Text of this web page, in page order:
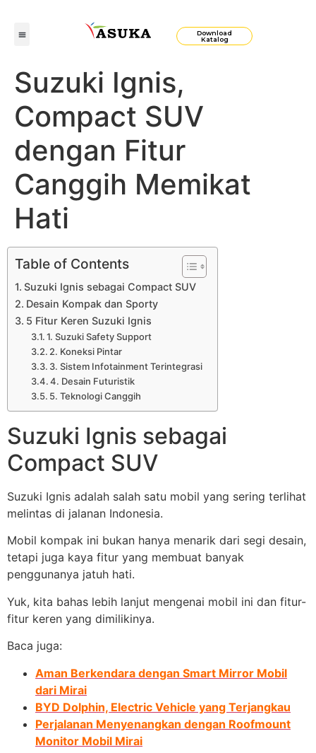
Download
Katalog
Suzuki Ignis,
Compact SUV
dengan Fitur
Canggih Memikat
Hati
Table of Contents
Suzuki Ignis sebagai Compact SUV
Desain Kompak dan Sporty
5 Fitur Keren Suzuki Ignis
1. Suzuki Safety Support
2. Koneksi Pintar
3. Sistem Infotainment Terintegrasi
4. Desain Futuristik
5. Teknologi Canggih
Suzuki Ignis sebagai
Compact SUV
Suzuki Ignis adalah salah satu mobil yang sering terlihat
melintas di jalanan Indonesia.
Mobil kompak ini bukan hanya menarik dari segi desain,
tetapi juga kaya fitur yang membuat banyak
penggunanya jatuh hati.
Yuk, kita bahas lebih lanjut mengenai mobil ini dan fitur-
fitur keren yang dimilikinya.
Baca juga:
Aman Berkendara dengan Smart Mirror Mobil
dari Mirai
BYD Dolphin, Electric Vehicle yang Terjangkau
Perjalanan Menyenangkan dengan Roofmount
Monitor Mobil Mirai